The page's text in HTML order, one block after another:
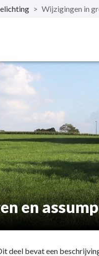
> Wijzigingen in
en
deel bevat een